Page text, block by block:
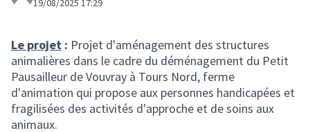
19/08/2025 17:29
Le projet : Projet d'aménagement des structures
animalières dans le cadre du déménagement du Petit
Pausailleur de Vouvray à Tours Nord, ferme
d'animation qui propose aux personnes handicapées et
fragilisées des activités d'approche et de soins aux
animaux.